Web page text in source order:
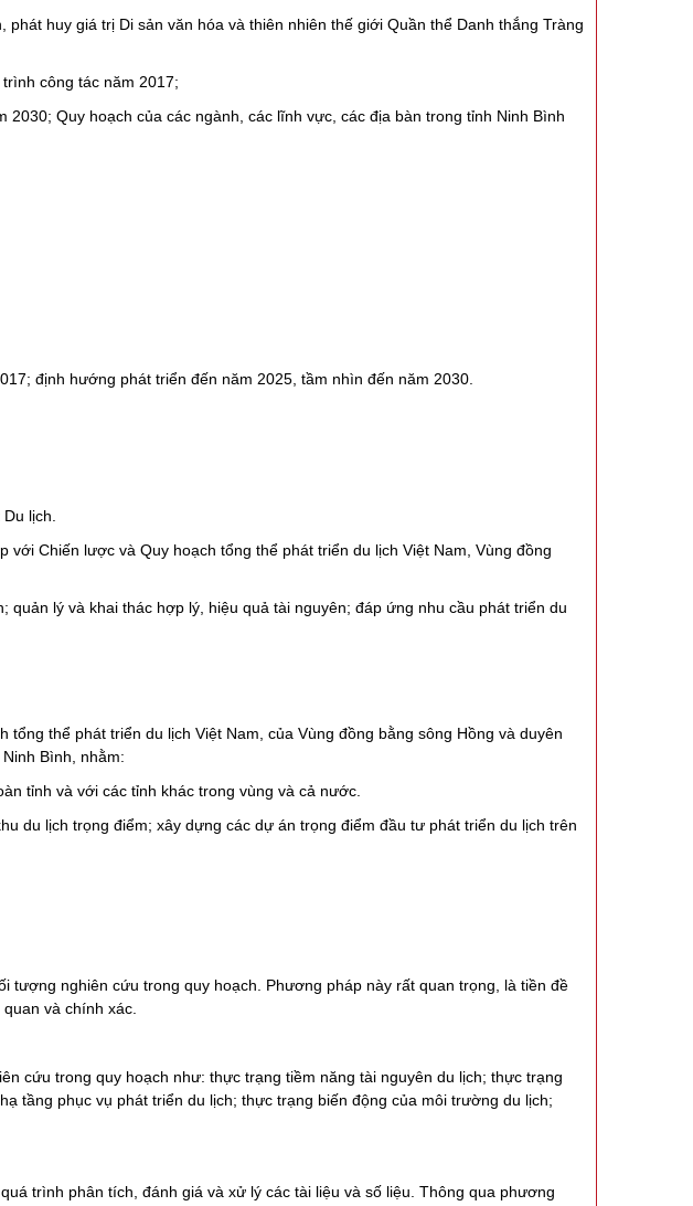
huy giá trị Di sản văn hóa và thiên nhiên thế giới Quần thể Danh thắng Tràng
công tác năm 2017;
Quy hoạch của các ngành, các lĩnh vực, các địa bàn trong tỉnh Ninh Bình
định hướng phát triển đến năm 2025, tầm nhìn đến năm 2030.
lịch.
Chiến lược và Quy hoạch tổng thể phát triển du lịch Việt Nam, Vùng đồng
lý và khai thác hợp lý, hiệu quả tài nguyên; đáp ứng nhu cầu phát triển du
thể phát triển du lịch Việt Nam, của Vùng đồng bằng sông Hồng và duyên
Bình, nhằm:
tỉnh và với các tỉnh khác trong vùng và cả nước.
du lịch trọng điểm; xây dựng các dự án trọng điểm đầu tư phát triển du lịch trên
nghiên cứu trong quy hoạch. Phương pháp này rất quan trọng, là tiền đề
và chính xác.
cứu trong quy hoạch như: thực trạng tiềm năng tài nguyên du lịch; thực trạng
tầng phục vụ phát triển du lịch; thực trạng biến động của môi trường du lịch;
trình phân tích, đánh giá và xử lý các tài liệu và số liệu. Thông qua phương